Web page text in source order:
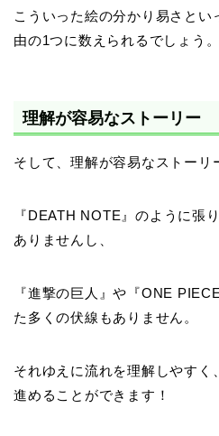
こういった絵の分かり易さとい
由の1つに数えられるでしょう。
理解が容易なストーリー
そして、理解が容易なストーリ
『DEATH NOTE』のように張
ありませんし、
『進撃の巨人』や『ONE
た多くの伏線もありません。
それゆえに流れを理解しやすく
進めることができます！